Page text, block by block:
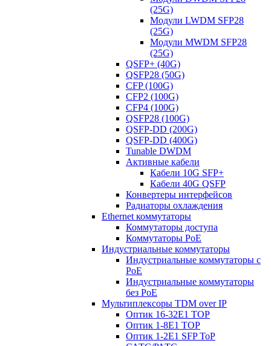
(25G)
Модули LWDM SFP28
(25G)
Модули MWDM SFP28
(25G)
QSFP+ (40G)
QSFP28 (50G)
CFP (100G)
CFP2 (100G)
CFP4 (100G)
QSFP28 (100G)
QSFP-DD (200G)
QSFP-DD (400G)
Tunable DWDM
Активные кабели
Кабели 10G SFP+
Кабели 40G QSFP
Конвертеры интерфейсов
Радиаторы охлаждения
Ethernet коммутаторы
Коммутаторы доступа
Коммутаторы PoE
Индустриальные коммутаторы
Индустриальные коммутаторы с
PoE
Индустриальные коммутаторы
без PoE
Мультиплексоры TDM over IP
Оптик 16-32E1 TOP
Оптик 1-8E1 TOP
Оптик 1-2E1 SFP ToP